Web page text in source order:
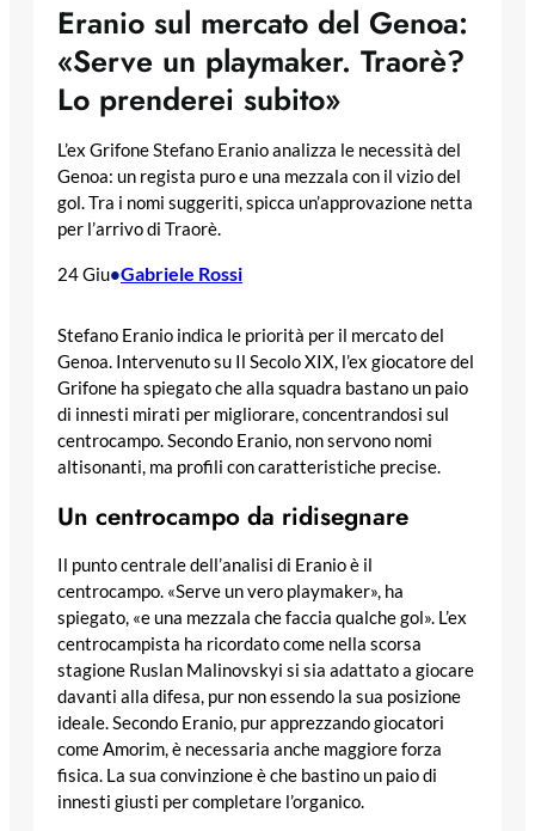
Eranio sul mercato del Genoa:
«Serve un playmaker. Traorè?
Lo prenderei subito»
L’ex Grifone Stefano Eranio analizza le necessità del
Genoa: un regista puro e una mezzala con il vizio del
gol. Tra i nomi suggeriti, spicca un’approvazione netta
per l’arrivo di Traorè.
24 Giu•Gabriele Rossi
Stefano Eranio indica le priorità per il mercato del
Genoa. Intervenuto su Il Secolo XIX, l’ex giocatore del
Grifone ha spiegato che alla squadra bastano un paio
di innesti mirati per migliorare, concentrandosi sul
centrocampo. Secondo Eranio, non servono nomi
altisonanti, ma profili con caratteristiche precise.
Un centrocampo da ridisegnare
Il punto centrale dell’analisi di Eranio è il
centrocampo. «Serve un vero playmaker», ha
spiegato, «e una mezzala che faccia qualche gol». L’ex
centrocampista ha ricordato come nella scorsa
stagione Ruslan Malinovskyi si sia adattato a giocare
davanti alla difesa, pur non essendo la sua posizione
ideale. Secondo Eranio, pur apprezzando giocatori
come Amorim, è necessaria anche maggiore forza
fisica. La sua convinzione è che bastino un paio di
innesti giusti per completare l’organico.